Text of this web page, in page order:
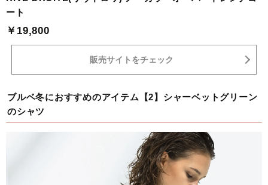
ート
￥19,800
販売サイトをチェック
ブルベ冬におすすめのアイテム【2】シャーベットグリーン
のシャツ